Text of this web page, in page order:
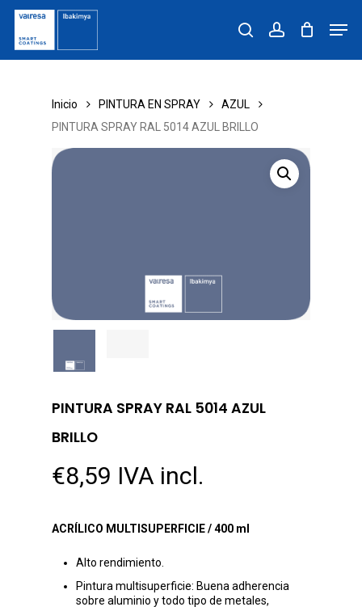
Skip
main
content
searchaccount
Inicio PINTURA EN SPRAY
AZUL
PINTURA SPRAY RAL 5014 AZUL BRILLO
PINTURA SPRAY RAL 5014 AZUL
BRILLO
€8,59 IVA incl.
ACRÍLICO MULTISUPERFICIE / 400 ml
Alto rendimiento.
Pintura multisuperficie: Buena adherencia
sobre aluminio y todo tipo de metales,